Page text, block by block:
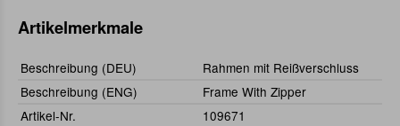
Artikelmerkmale
Beschreibung (DEU)
Rahmen mit Reißverschluss
Beschreibung (ENG)
Frame With Zipper
Artikel-Nr.
109671